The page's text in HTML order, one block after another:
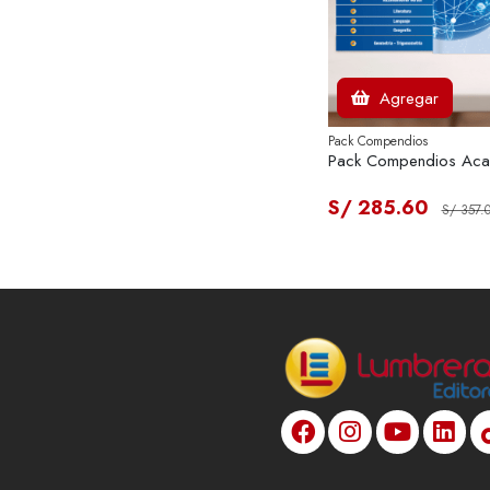
Pack Compendios
Pack Compendios
S/ 285.60 S/
Agregar